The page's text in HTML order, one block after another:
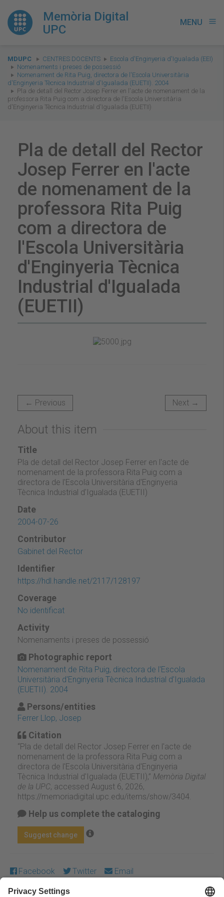
Memòria Digital
UPC
MENU menu
You
are
here:
MDUPC CENTRES DOCENTS
Escola d'Enginyeria d'Igualada (EEI)
Nomenaments i preses de possessió
Nomenament de Rita Puig, directora de l'Escola Universitària
d'Enginyeria Tècnica Industrial d'Igualada (EUETII). 2004
Pla de detall del Rector Josep Ferrer en l'acte de nomenament de la
professora Rita Puig com a directora de l'Escola Universitària
d'Enginyeria Tècnica Industrial d'Igualada (EUETII)
Pla de detall del Rector
Josep Ferrer en l'acte
de nomenament de la
professora Rita Puig
com a directora de
l'Escola Universitària
d'Enginyeria Tècnica
Industrial d'Igualada
(EUETII)
← Previous Next →
About this item
Title
Pla de detall del Rector Josep Ferrer en l'acte de
nomenament de la professora Rita Puig com a
directora de l'Escola Universitària d'Enginyeria
Tècnica Industrial d'Igualada (EUETII)
Date
2004-07-26
Contributor
Gabinet del Rector
Identifier
https://hdl.handle.net/2117/128197
Coverage
No identificat
Activity
Nomenaments i preses de possessió
Photographic report
Nomenament de Rita Puig, directora de l'Escola
Universitària d'Enginyeria Tècnica Industrial d'Igualada
(EUETII). 2004
Persons/entities
Ferrer Llop, Josep
Citation
“Pla de detall del Rector Josep Ferrer en l'acte de
nomenament de la professora Rita Puig com a
directora de l'Escola Universitària d'Enginyeria
Tècnica Industrial d'Igualada (EUETII),” Memòria Digital
de la UPC, accessed August 6, 2026,
https://memoriadigital.upc.edu/items/show/3404
Help us complete the cataloging
Suggest change
Facebook Twitter Email